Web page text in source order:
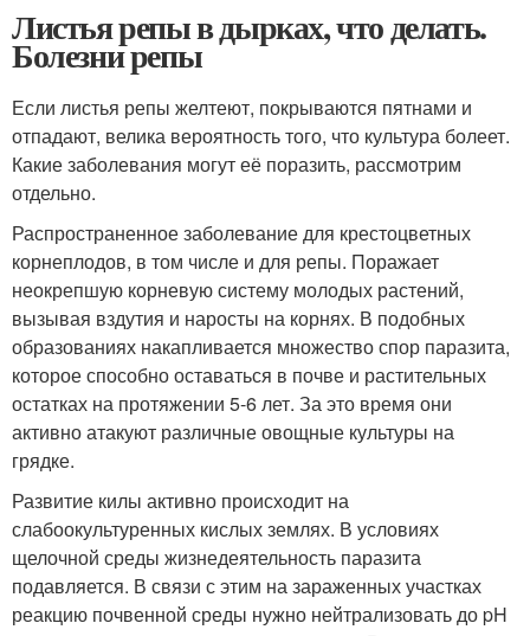
Листья репы в дырках, что делать.
Болезни репы
Если листья репы желтеют, покрываются пятнами и
отпадают, велика вероятность того, что культура болеет.
Какие заболевания могут её поразить, рассмотрим
отдельно.
Распространенное заболевание для крестоцветных
корнеплодов, в том числе и для репы. Поражает
неокрепшую корневую систему молодых растений,
вызывая вздутия и наросты на корнях. В подобных
образованиях накапливается множество спор паразита,
которое способно оставаться в почве и растительных
остатках на протяжении 5-6 лет. За это время они
активно атакуют различные овощные культуры на
грядке.
Развитие килы активно происходит на
слабоокультуренных кислых землях. В условиях
щелочной среды жизнедеятельность паразита
подавляется. В связи с этим на зараженных участках
реакцию почвенной среды нужно нейтрализовать до pH